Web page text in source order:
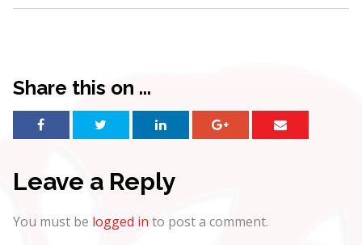
Share this on ...
Leave a Reply
You must be logged in to post a comment.